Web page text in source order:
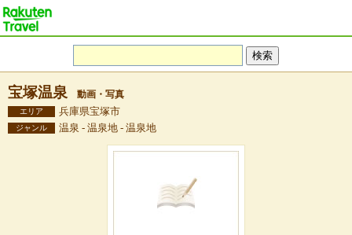
宝塚温泉 動画・写真
エリア 兵庫県宝塚市
ジャンル 温泉 - 温泉地 - 温泉地